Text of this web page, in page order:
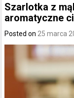
Szarlotka z
aromatyczne
Posted on 25 marca